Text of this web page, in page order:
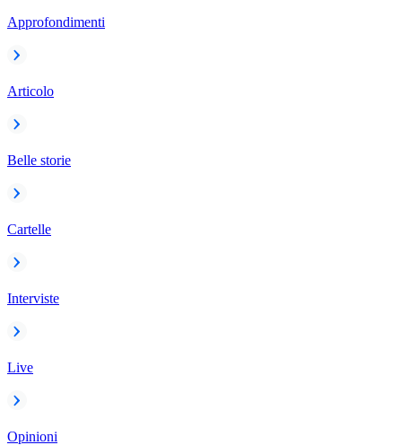
Approfondimenti
Articolo
Belle storie
Cartelle
Interviste
Live
Opinioni